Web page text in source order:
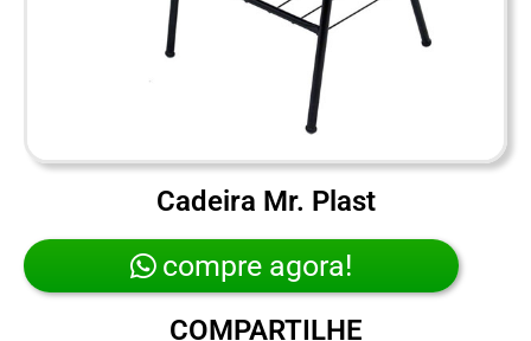
Cadeira Mr. Plast
compre agora!
COMPARTILHE